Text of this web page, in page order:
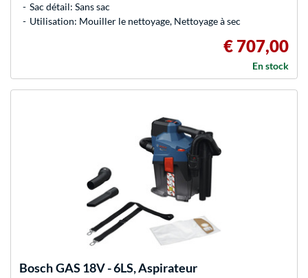
Sac détail: Sans sac
Utilisation: Mouiller le nettoyage, Nettoyage à sec
€ 707,00
En stock
BoschGAS 18V - 6LS, Aspirateur